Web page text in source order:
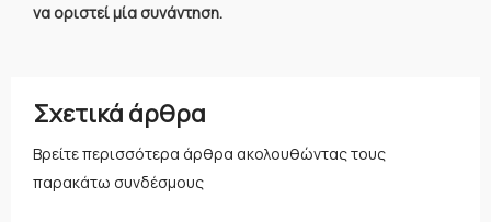
να οριστεί μία συνάντηση.
Σχετικά άρθρα
Βρείτε περισσότερα άρθρα ακολουθώντας τους
παρακάτω συνδέσμους